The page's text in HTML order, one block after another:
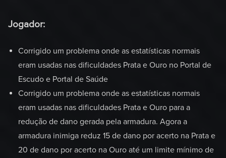
Jogador:
Corrigido um problema onde as estatísticas normais
eram usadas nas dificuldades Prata e Ouro no Portal de
Escudo e Portal de Saúde
Corrigido um problema onde as estatísticas normais
eram usadas nas dificuldades Prata e Ouro para a
redução de dano gerada pela armadura. Agora a
armadura inimiga reduz 15 de dano por acerto na Prata e
20 de dano por acerto na Ouro até um limite mínimo de